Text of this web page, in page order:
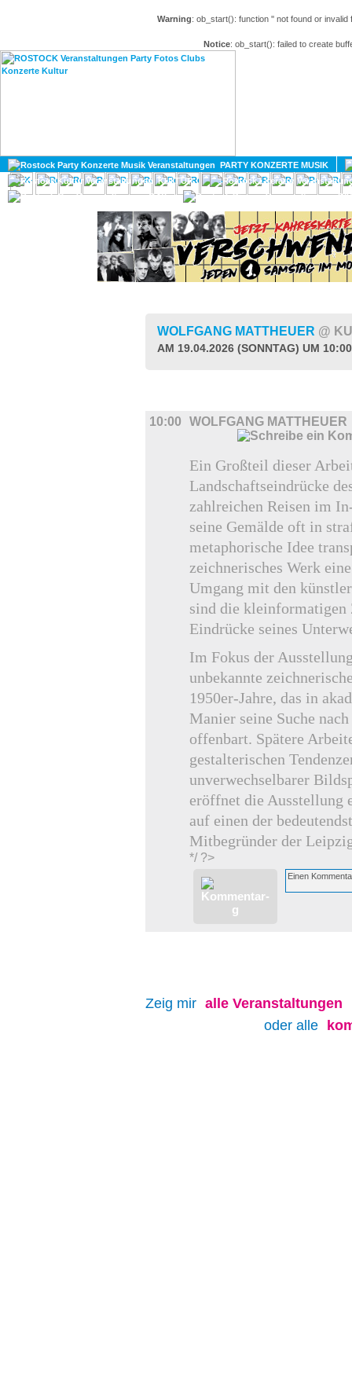
Warning: ob_start(): function '' not found or
Notice: ob_start(): failed to create
PARTY KONZERTE MUSIK
KULTUR
GAY
WOLFGANG MATTHEUER @
AM 19.04.2026 (SONNTAG) UM
10:00 WOLFGANG MATTHEUER
Ein Großteil dieser
Landschaftseindrücke
zahlreichen Reisen im
seine Gemälde oft in
metaphorische Idee
zeichnerisches Werk
Umgang mit den
sind die kleinformatigen
Eindrücke seines
Im Fokus der
unbekannte
1950er-Jahre, das in
Manier seine Suche
offenbart. Spätere
gestalterischen
unverwechselbarer
eröffnet die Ausstellung
auf einen der
Mitbegründer der
*/ ?>
Zeig mir alle Veranstaltungen
oder alle